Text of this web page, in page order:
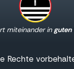
miteinander in guten
Rechte